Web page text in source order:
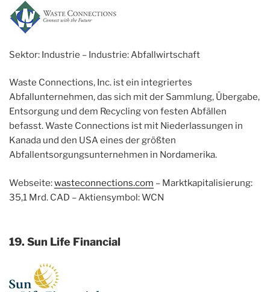
Sektor: Industrie – Industrie: Abfallwirtschaft
Waste Connections, Inc. ist ein integriertes
Abfallunternehmen, das sich mit der Sammlung, Übergabe,
Entsorgung und dem Recycling von festen Abfällen
befasst. Waste Connections ist mit Niederlassungen in
Kanada und den USA eines der größten
Abfallentsorgungsunternehmen in Nordamerika.
Webseite:wasteconnections.com – Marktkapitalisierung:
35,1 Mrd. CAD – Aktiensymbol: WCN
19. Sun Life Financial